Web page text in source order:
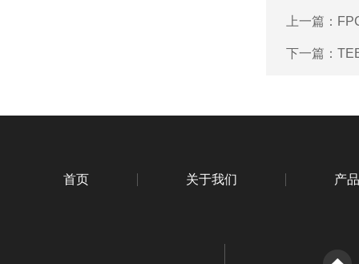
上一篇：
下一篇：
首页 关于我们 产